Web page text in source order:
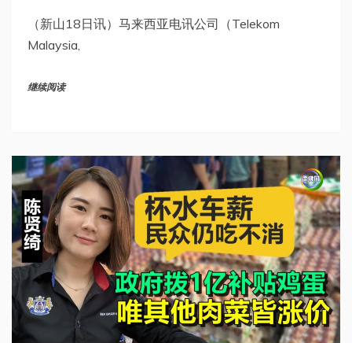
（新山18日讯）马来西亚电讯公司（Telekom
Malaysia,
继续阅读